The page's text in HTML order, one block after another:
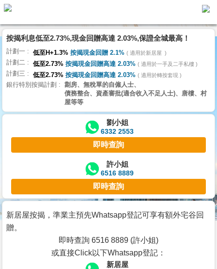
代
理
主
頁
搵
樓/
交
業
主
宅
谷
按
按揭利息低至2.73%,現金回贈高達 2.03%,保證全城最高！
計劃一 低至H+1.3% 按揭現金回贈 2.1% 適用於新居屋
計劃二 低至2.73% 按揭現金回贈高達 2.03% 適用於一手及二手私樓
計劃三 低至2.73% 按揭現金回贈高達 2.03% 適用於轉按套現
銀行特別按揭計劃
劏房、無稅單的自僱人士、
債務整合、資產審批(適合收入不足人士)、唐樓、村
屋等等
劉小姐
6332 2553
即時查詢
許小姐
6516 8889
即時查詢
新居屋按揭，準業主預先Whatsapp登記可享有額外宅谷回
贈。
即時查詢 6516 8889 (許小姐)
或直接Click以下Whatsapp登記：
新居屋